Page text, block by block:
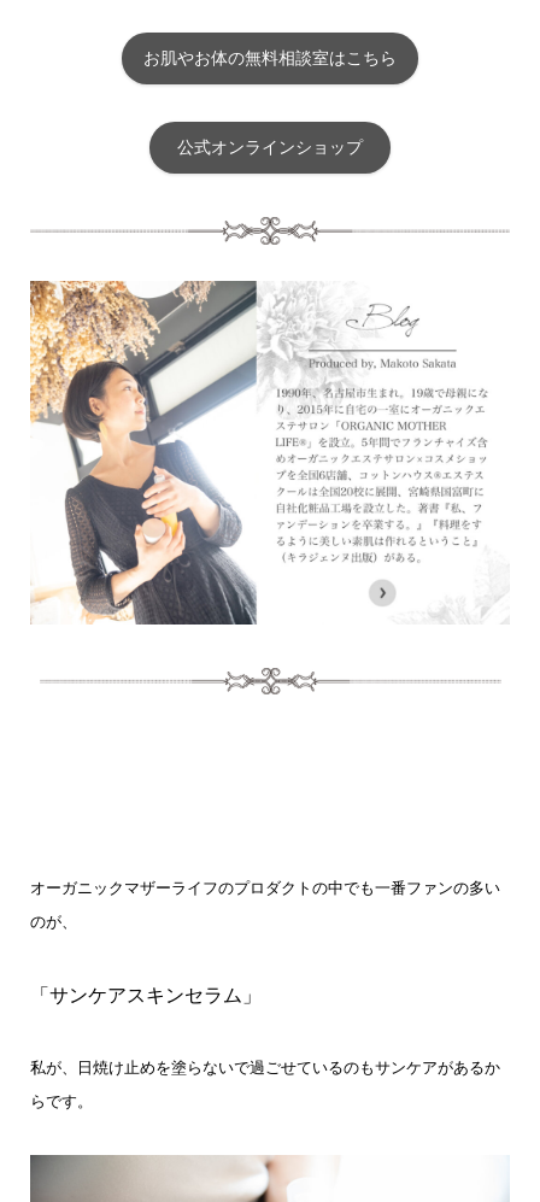
お肌やお体の無料相談室はこちら
公式オンラインショップ
オーガニックマザーライフのプロダクトの中でも一番ファンの多い
のが、
「サンケアスキンセラム」
私が、日焼け止めを塗らないで過ごせているのもサンケアがあるか
らです。